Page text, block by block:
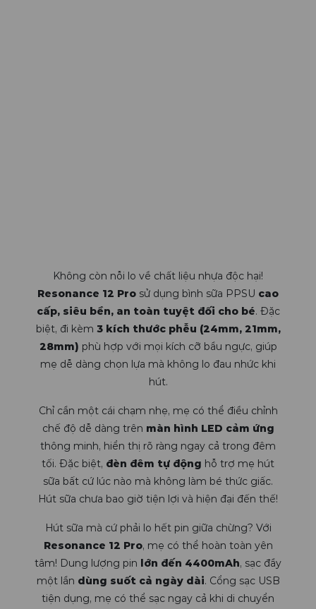
Không còn nỗi lo về chất liệu nhựa độc hại!
Resonance 12 Pro sử dụng bình sữa PPSU cao
cấp, siêu bền, an toàn tuyệt đối cho bé. Đặc
biệt, đi kèm 3 kích thước phễu (24mm, 21mm,
28mm) phù hợp với mọi kích cỡ bầu ngực, giúp
mẹ dễ dàng chọn lựa mà không lo đau nhức khi
hút.
Chỉ cần một cái chạm nhẹ, mẹ có thể điều chỉnh
chế độ dễ dàng trên màn hình LED cảm ứng
thông minh, hiển thị rõ ràng ngay cả trong đêm
tối. Đặc biệt, đèn đêm tự động hỗ trợ mẹ hút
sữa bất cứ lúc nào mà không làm bé thức giấc.
Hút sữa chưa bao giờ tiện lợi và hiện đại đến thế!
Hút sữa mà cứ phải lo hết pin giữa chừng? Với
Resonance 12 Pro, mẹ có thể hoàn toàn yên
tâm! Dung lượng pin lớn đến 4400mAh, sạc đầy
một lần dùng suốt cả ngày dài. Cổng sạc USB
tiện dụng, mẹ có thể sạc ngay cả khi di chuyển